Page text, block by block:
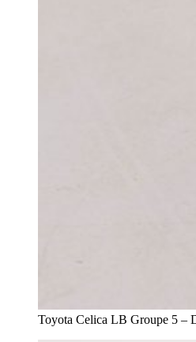
Toyota Celica LB Groupe 5 –